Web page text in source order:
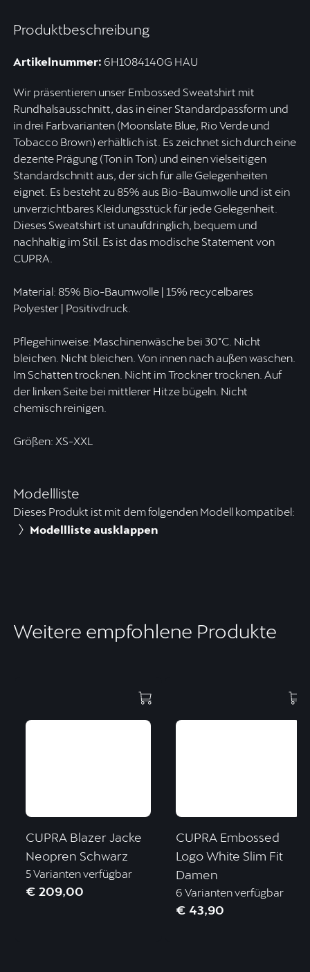
Produktbeschreibung
Artikelnummer: 6H1084140G HAU
Wir präsentieren unser Embossed Sweatshirt mit
Rundhalsausschnitt, das in einer Standardpassform und
in drei Farbvarianten (Moonslate Blue, Rio Verde und
Tobacco Brown) erhältlich ist. Es zeichnet sich durch eine
dezente Prägung (Ton in Ton) und einen vielseitigen
Standardschnitt aus, der sich für alle Gelegenheiten
eignet. Es besteht zu 85% aus Bio-Baumwolle und ist ein
unverzichtbares Kleidungsstück für jede Gelegenheit.
Dieses Sweatshirt ist unaufdringlich, bequem und
nachhaltig im Stil. Es ist das modische Statement von
CUPRA.
Material: 85% Bio-Baumwolle | 15% recycelbares
Polyester | Positivdruck.
Pflegehinweise: Maschinenwäsche bei 30°C. Nicht
bleichen. Nicht bleichen. Von innen nach außen waschen.
Im Schatten trocknen. Nicht im Trockner trocknen. Auf
der linken Seite bei mittlerer Hitze bügeln. Nicht
chemisch reinigen.
Größen: XS-XXL
Modellliste
Dieses Produkt ist mit dem folgenden Modell kompatibel:
Modellliste ausklappen
Weitere empfohlene Produkte
CUPRA Blazer Jacke
Neopren Schwarz
5 Varianten verfügbar
€ 209,00
CUPRA Embossed
Logo White Slim Fit
Damen
6 Varianten verfügbar
€ 43,90